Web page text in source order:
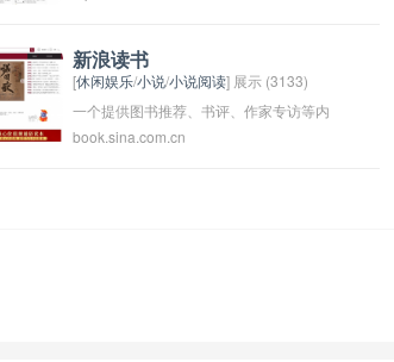
门、时效的各类关键词排行榜，引领热词
阅读时代。
新浪读书
[休闲娱乐/小说/小说阅读] 展示 (3133)
一个提供图书推荐、书评、作家专访等内
容的网络阅读平台，致力于为读者提供更
book.sina.com.cn